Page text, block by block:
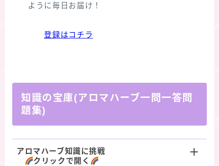
ように毎日お届け！
登録はコチラ
知識の宝庫(アロマハーブ一問一答問
題集)
アロマハーブ知識に挑戦
クリックで開く